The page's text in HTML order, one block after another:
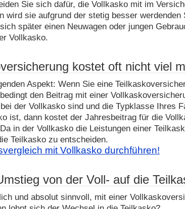
Sie sich dafür, die Vollkasko mit im
wird sie aufgrund der stetig besser
später einen Neuwagen oder jungen
Vollkasko.
kostet oft nicht viel
Aspekt: Wenn Sie eine
den Beitrag mit einer
der Vollkasko sind und die Typklasse Ihres
ist, dann kostet der Jahresbeitrag für die
in der Vollkasko die Leistungen einer
Teilkasko zu entscheiden.
mit Vollkasko durchführen!
von der Voll- auf die
und absolut sinnvoll, mit einer